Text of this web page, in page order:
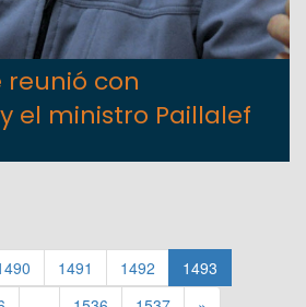
reunió con
el ministro Paillalef
1491 1492
1493